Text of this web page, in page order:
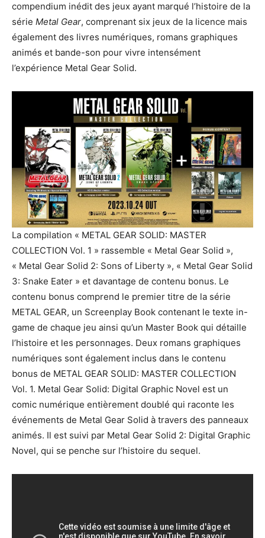
compendium inédit des jeux ayant marqué l’histoire de la
série Metal Gear, comprenant six jeux de la licence mais
également des livres numériques, romans graphiques
animés et bande-son pour vivre intensément
l’expérience Metal Gear Solid.
La compilation « METAL GEAR SOLID: MASTER
COLLECTION Vol. 1 » rassemble « Metal Gear Solid »,
« Metal Gear Solid 2: Sons of Liberty », « Metal Gear Solid
3: Snake Eater » et davantage de contenu bonus. Le
contenu bonus comprend le premier titre de la série
METAL GEAR, un Screenplay Book contenant le texte in-
game de chaque jeu ainsi qu’un Master Book qui détaille
l’histoire et les personnages. Deux romans graphiques
numériques sont également inclus dans le contenu
bonus de METAL GEAR SOLID: MASTER COLLECTION
Vol. 1. Metal Gear Solid: Digital Graphic Novel est un
comic numérique entièrement doublé qui raconte les
événements de Metal Gear Solid à travers des panneaux
animés. Il est suivi par Metal Gear Solid 2: Digital Graphic
Novel, qui se penche sur l’histoire du sequel.